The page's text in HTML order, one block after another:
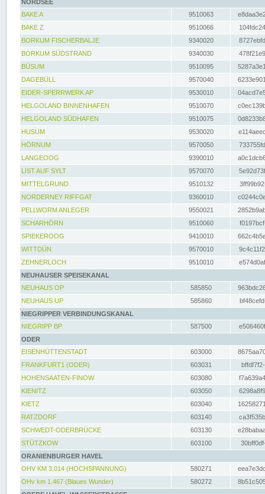
NORDSEE
BAKE A
9510063
BAKE Z
9510066
BORKUM FISCHERBALJE
9340020
BORKUM SÜDSTRAND
9340030
BÜSUM
9510095
DAGEBÜLL
9570040
EIDER-SPERRWERK AP
9530010
HELGOLAND BINNENHAFEN
9510070
HELGOLAND SÜDHAFEN
9510075
HUSUM
9530020
HÖRNUM
9570050
LANGEOOG
9390010
LIST AUF SYLT
9570070
MITTELGRUND
9510132
NORDERNEY RIFFGAT
9360010
PELLWORM ANLEGER
9550021
SCHARHÖRN
9510060
SPIEKEROOG
9410010
WITTDÜN
9570010
ZEHNERLOCH
9510010
NEUHAUSER SPEISEKANAL
NEUHAUS OP
585850
NEUHAUS UP
585860
NIEGRIPPER VERBINDUNGSKANAL
NIEGRIPP BP
587500
ODER
EISENHÜTTENSTADT
603000
FRANKFURT1 (ODER)
603031
HOHENSAATEN-FINOW
603080
KIENITZ
603050
KIETZ
603040
RATZDORF
603140
SCHWEDT-ODERBRÜCKE
603130
STÜTZKOW
603100
ORANIENBURGER HAVEL
OHV KM 3.014 (HOCHSPANNUNG)
580271
OHv km 1.467 (Blaues Wunder)
580272